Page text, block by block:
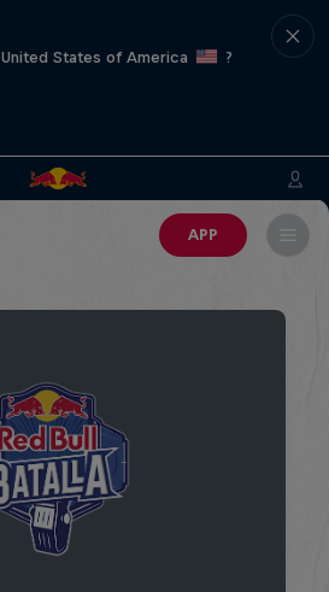
States of America
?
APP